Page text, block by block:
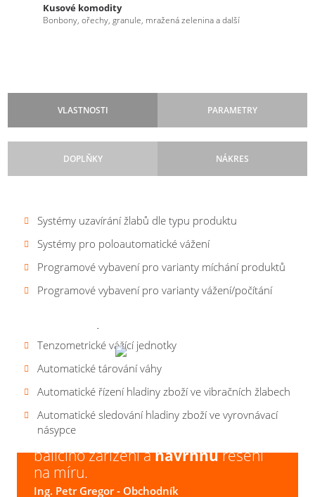
Kusové komodity
Bonbony, ořechy, granule, mražená zelenina a další
VLASTNOSTI
100 předvoleb nastavených parametrů pro rychlou
změnu baleného sortimentu
Nastavení všech funkcí se provádí z řídícího dotykového
panelu
Zobrazení skutečné hmotnosti v gramech
Tenzometrické vážící jednotky
Automatické tárování váhy
Automatické řízení hladiny zboží ve vibračních žlabech
Automatické sledování hladiny zboží ve vyrovnávací
násypce
PARAMETRY
Typ stroje DVM1 DVM 1-24
stroje
Do 25 dávek/
min
produktu
DOPLŇKY
Systémy uzavírání žlabů dle typu produktu
Systémy pro poloautomatické vážení
Programové vybavení pro varianty míchání produktů
Programové vybavení pro varianty vážení/počítání
NÁKRES
Zaujal Vás náš stroj RACKET DVM
Poradím
balicího zařízení anavrhnuřešení
na míru.
Ing. Petr Gregor- Obchodník